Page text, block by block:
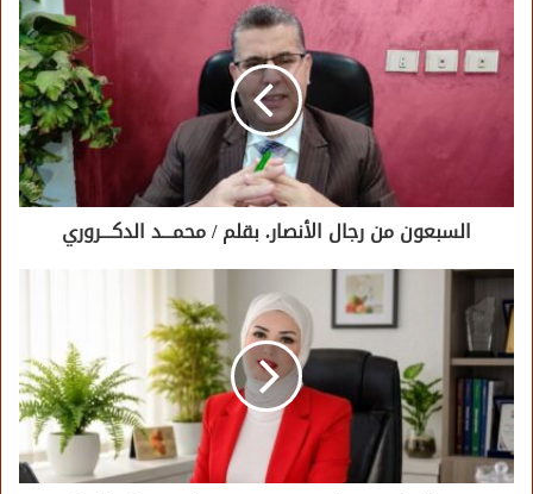
السبعون من رجال الأنصار. بقلم / محمـــد الدكـــروري